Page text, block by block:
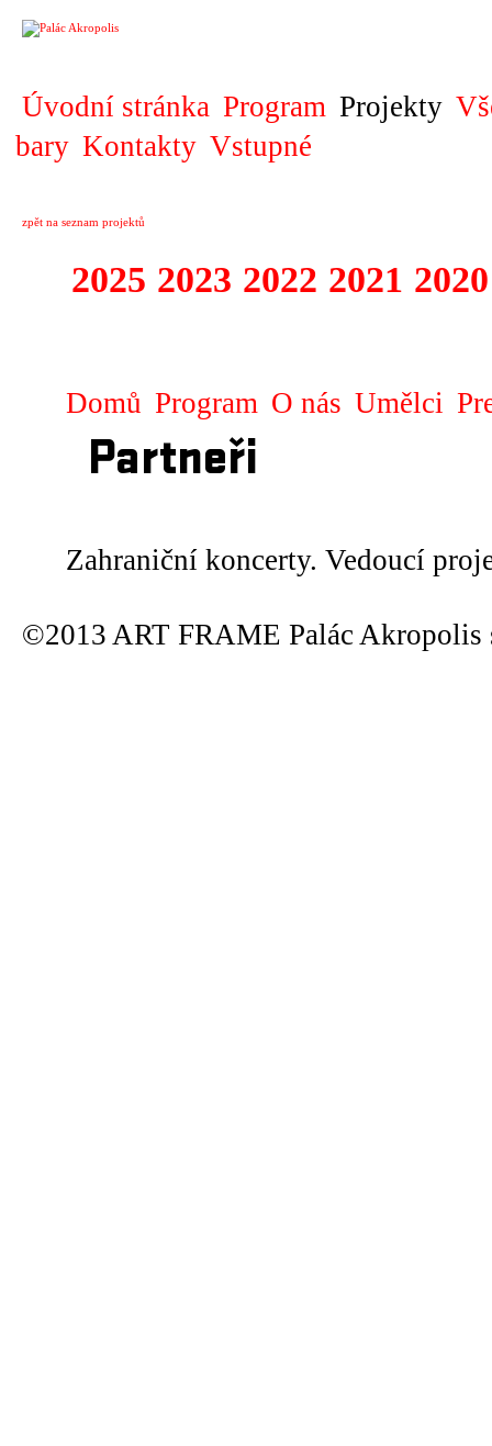
Úvodní stránka Program Projekty
bary Kontakty Vstupné
zpět na seznam projektů
2025 2023 2022 2021 2020
Domů Program O nás Umělci
Partneři
Zahraniční koncerty. Vedoucí
©2013 ART FRAME Palác Akropolis